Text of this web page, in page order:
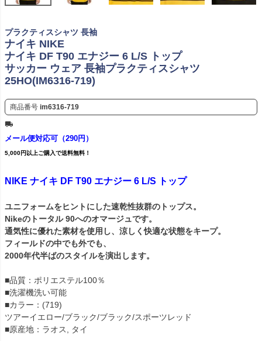
プラクティスシャツ 長袖
ナイキ NIKE
ナイキ DF T90 エナジー 6 L/S トップ
サッカー ウェア 長袖プラクティスシャツ
25HO(IM6316-719)
商品番号 im6316-719
メール便対応可（290円）
5,000円以上ご購入で送料無料！
NIKE ナイキ DF T90 エナジー 6 L/S トップ
ユニフォームをヒントにした速乾性抜群のトップス。
Nikeのトータル 90へのオマージュです。
通気性に優れた素材を使用し、涼しく快適な状態をキープ。
フィールドの中でも外でも、
2000年代半ばのスタイルを演出します。
■品質：ポリエステル100％
■洗濯機洗い可能
■カラー：(719)
ツアーイエロー/ブラック/ブラック/スポーツレッド
■原産地：ラオス, タイ